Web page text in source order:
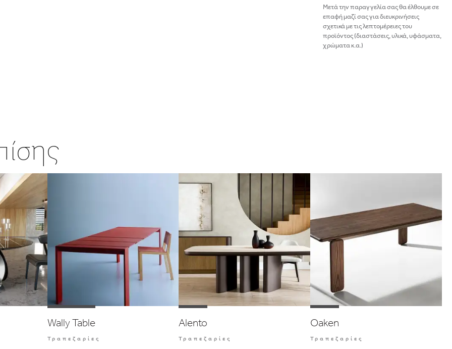
Μετά την παραγγελία σας θα έλθουμε σε
επαφή μαζί σας για διευκρινήσεις
σχετικά με τις λεπτομέρειες του
προϊόντος (διαστάσεις, υλικά, υφάσματα,
χρώματα κ.α.)
Wally Table
Τραπεζαρίες
Alento
Τραπεζαρίες
Oaken
Τραπεζαρίες